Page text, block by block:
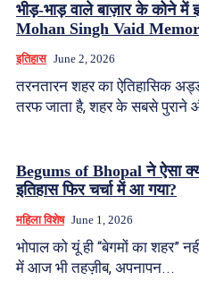
भीड़-भाड़ वाले बाज़ार के कोने में
Mohan Singh Vaid
इतिहास June 2, 2026
तरनतारन शहर का ऐतिहासिक
तरफ जाता है, शहर के सबसे पुराने
Begums of Bhopal ने ऐसा
इतिहास फिर चर्चा में आ गया?
महिला विशेष June 1, 2026
भोपाल को यूं ही “बेगमों का शहर”
में आज भी तहज़ीब, अपनापन...